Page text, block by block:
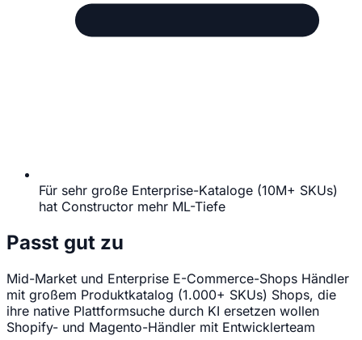
Für sehr große Enterprise-Kataloge (10M+ SKUs)
hat Constructor mehr ML-Tiefe
Passt gut zu
Mid-Market und Enterprise E-Commerce-Shops Händler
mit großem Produktkatalog (1.000+ SKUs) Shops, die
ihre native Plattformsuche durch KI ersetzen wollen
Shopify- und Magento-Händler mit Entwicklerteam